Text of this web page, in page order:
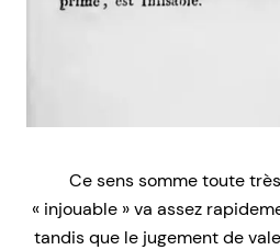
Ce sens somme toute
« injouable » va assez
tandis que le jugement de